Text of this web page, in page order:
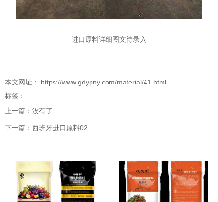
进口原料详细图文待录入
本文网址： https://www.gdypny.com/material/41.html
标签：
上一篇： 没有了
下一篇： 西班牙进口原料02